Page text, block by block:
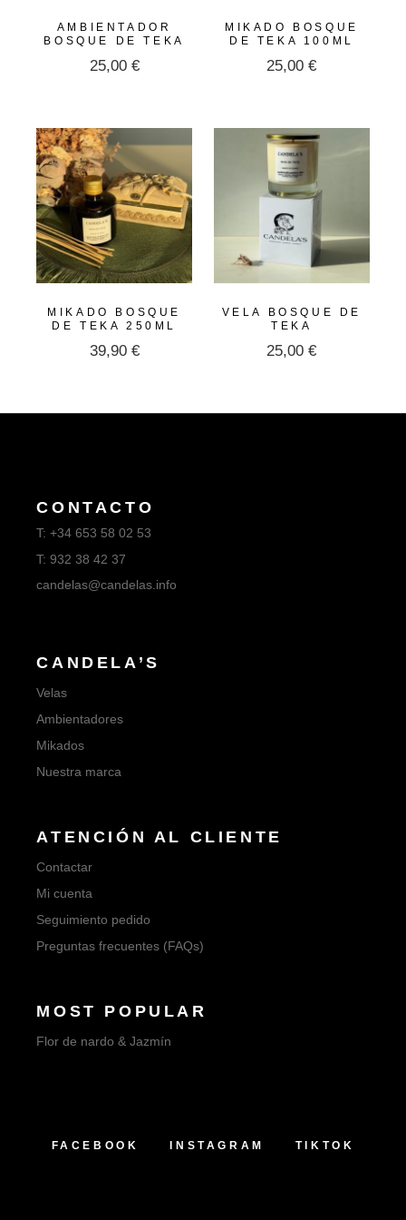
AMBIENTADOR
BOSQUE DE TEKA
25,00 €
MIKADO BOSQUE
DE TEKA 100ML
25,00€
MIKADO BOSQUE
DE TEKA 250ML
39,90 €
VELA BOSQUE DE
TEKA
25,00€
CONTACTO
T:+34 653 58 02 53
T:932 38 42 37
candelas@candelas.info
CANDELA’S
Velas
Ambientadores
Mikados
Nuestra marca
ATENCIÓN AL CLIENTE
Contactar
Mi cuenta
Seguimiento pedido
Preguntas frecuentes (FAQs)
MOST POPULAR
Flor de nardo & Jazmín
FACEBOOK INSTAGRAM TIKTOK